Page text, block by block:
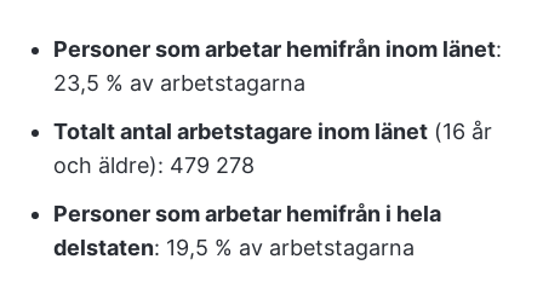
Personer som arbetar hemifrån inom länet:
23,5 % av arbetstagarna
Totalt antal arbetstagare inom länet (16 år
och äldre): 479 278
Personer som arbetar hemifrån i hela
delstaten: 19,5 % av arbetstagarna